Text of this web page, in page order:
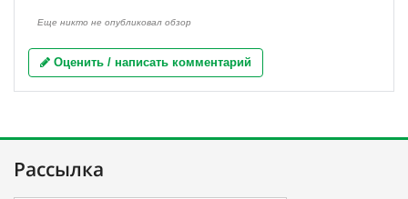
Еще никто не опубликовал обзор
Оценить / написать комментарий
Рассылка